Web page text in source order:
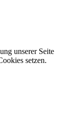
unserer Seite
setzen.